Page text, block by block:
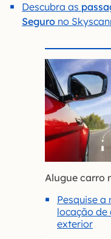
Descubra as
Seguro no
Alugue carro
Pesquise
locação de
exterior